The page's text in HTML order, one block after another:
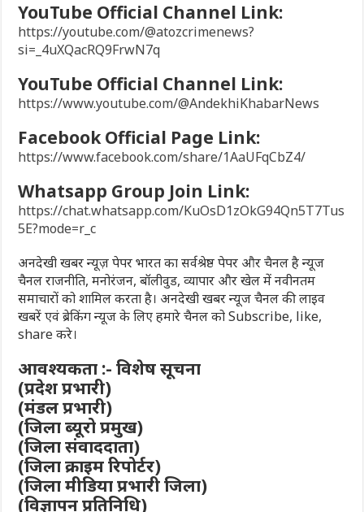
YouTube Official Channel Link:
https://youtube.com/@atozcrimenews?
si=_4uXQacRQ9FrwN7q
YouTube Official Channel Link:
https://www.youtube.com/@AndekhiKhabarNews
Facebook Official Page Link:
https://www.facebook.com/share/1AaUFqCbZ4/
Whatsapp Group Join Link:
https://chat.whatsapp.com/KuOsD1zOkG94Qn5T7Tus
5E?mode=r_c
अनदेखी खबर न्यूज़ पेपर भारत का सर्वश्रेष्ठ पेपर और चैनल है न्यूज
चैनल राजनीति, मनोरंजन, बॉलीवुड, व्यापार और खेल में नवीनतम
समाचारों को शामिल करता है। अनदेखी खबर न्यूज चैनल की लाइव
खबरें एवं ब्रेकिंग न्यूज के लिए हमारे चैनल को Subscribe, like,
share करे।
आवश्यकता :- विशेष सूचना
(प्रदेश प्रभारी)
(मंडल प्रभारी)
(जिला ब्यूरो प्रमुख)
(जिला संवाददाता)
(जिला क्राइम रिपोर्टर)
(जिला मीडिया प्रभारी जिला)
(विज्ञापन प्रतिनिधि)